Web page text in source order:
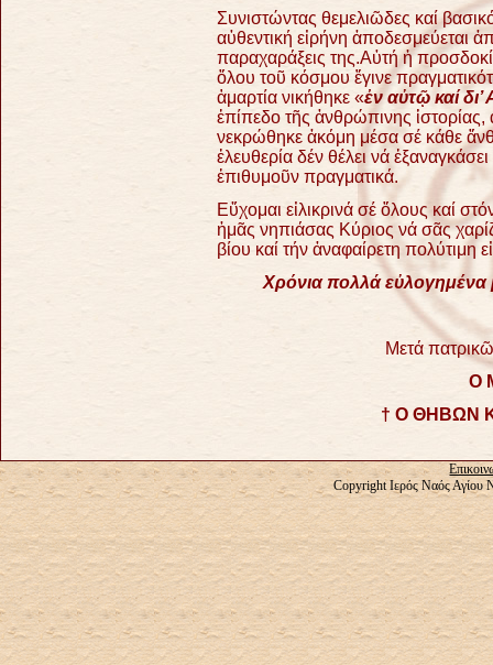
Συνιστώντας θεμελιῶδες καί
αὐθεντική εἰρήνη ἀποδεσμεύεται
παραχαράξεις της.Αὐτή ἡ
ὅλου τοῦ κόσμου ἔγινε
ἁμαρτία νικήθηκε «ἐν αὐτῷ καί δι’
ἐπίπεδο τῆς ἀνθρώπινης ἱστορίας,
νεκρώθηκε ἀκόμη μέσα σέ κάθε
ἐλευθερία δέν θέλει νά
ἐπιθυμοῦν πραγματικά.
Εὔχομαι εἰλικρινά σέ ὅλους καί
ἠμᾶς νηπιάσας Κύριος νά σᾶς
βίου καί τήν ἀναφαίρετη πολύτιμη
Χρόνια πολλά εὐλογημένα
Μετά
Ο
† Ο ΘΗΒΩΝ
Copyright Ιερός Ναός Αγίου